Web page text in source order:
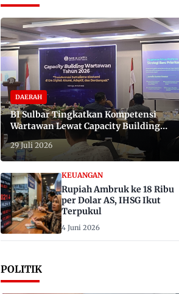
DAERAH
BI Sulbar Tingkatkan Kompetensi
Wartawan Lewat Capacity Building
29 Juli 2026
KEUANGAN
Rupiah Ambruk ke 18 Ribu
per Dolar AS, IHSG Ikut
Terpukul
4 Juni 2026
POLITIK